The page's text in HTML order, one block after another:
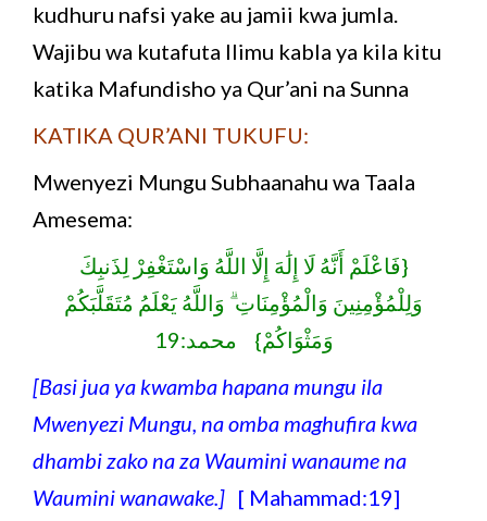
kudhuru nafsi yake au jamii kwa jumla.
Wajibu wa kutafuta Ilimu kabla ya kila kitu
katika Mafundisho ya Qur’ani na Sunna
KATIKA QUR’ANI TUKUFU:
Mwenyezi Mungu Subhaanahu wa Taala
Amesema:
{فَاعْلَمْ أَنَّهُ لَا إِلَٰهَ إِلَّا اللَّهُ وَاسْتَغْفِرْ لِذَنبِكَ
وَلِلْمُؤْمِنِينَ وَالْمُؤْمِنَاتِ ۗ وَاللَّهُ يَعْلَمُ مُتَقَلَّبَكُمْ
وَمَثْوَاكُمْ} محمد:19
[Basi jua ya kwamba hapana mungu ila
Mwenyezi Mungu, na omba maghufira kwa
dhambi zako na za Waumini wanaume na
Waumini wanawake.] [ Mahammad:19]